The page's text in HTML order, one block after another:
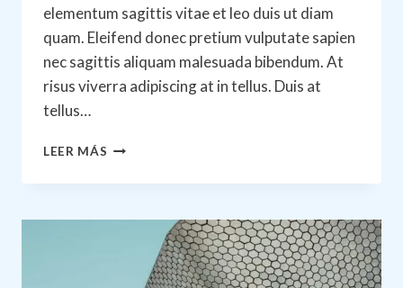
elementum sagittis vitae et leo duis ut diam
quam. Eleifend donec pretium vulputate sapien
nec sagittis aliquam malesuada bibendum. At
risus viverra adipiscing at in tellus. Duis at
tellus…
LEER MÁS THE
SAAS
TO
BUSINESS
GROWTH